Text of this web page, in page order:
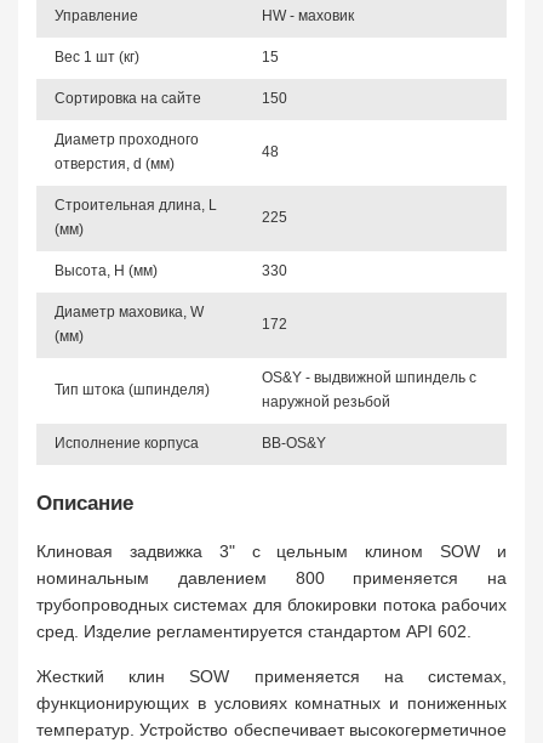
Управление HW - маховик
Вес 1 шт (кг) 15
Сортировка на сайте 150
Диаметр проходного
отверстия, d (мм)
48
Строительная длина, L
(мм)
225
Высота, Н (мм) 330
Диаметр маховика, W
(мм)
172
Тип штока (шпинделя)
OS&Y - выдвижной шпиндель с
наружной резьбой
Исполнение корпуса BB-OS&Y
Описание
Клиновая задвижка 3" с цельным клином SOW и
номинальным давлением 800 применяется на
трубопроводных системах для блокировки потока рабочих
сред. Изделие регламентируется стандартом API 602.
Жесткий клин SOW применяется на системах,
функционирующих в условиях комнатных и пониженных
температур. Устройство обеспечивает высокогерметичное